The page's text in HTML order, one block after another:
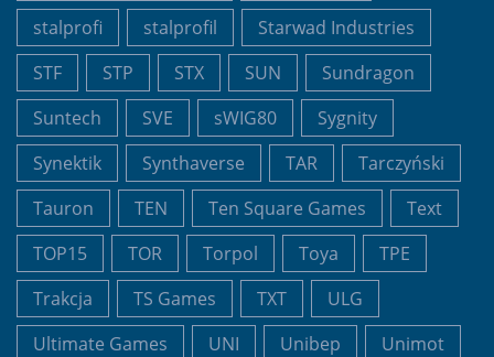
stalprofi stalprofil
Starwad Industries
STF
STP STX SUN
Sundragon
Suntech
SVE sWIG80
Sygnity
Synektik
Synthaverse TAR
Tarczyński
Tauron
TEN Ten Square Games
Text
TOP15
TOR Torpol Toya
TPE
Trakcja
TS Games TXT
ULG
Ultimate Games
UNI Unibep
Unimot